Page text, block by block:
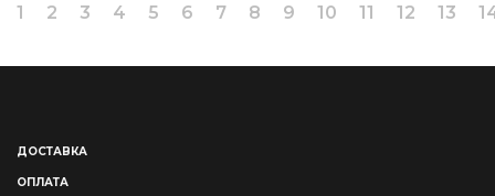
1 2 3 4 5 6 7 8 9 10 11 12 13
ДОСТАВКА
ОПЛАТА